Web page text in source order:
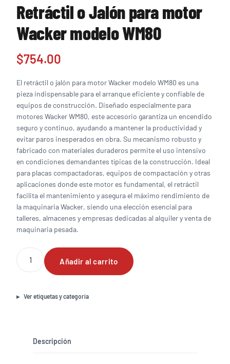
Retráctil o Jalón para motor
Wacker modelo WM80
$754.00
El retráctil o jalón para motor Wacker modelo WM80 es una
pieza indispensable para el arranque eficiente y confiable de
equipos de construcción. Diseñado especialmente para
motores Wacker WM80, este accesorio garantiza un encendido
seguro y continuo, ayudando a mantener la productividad y
evitar paros inesperados en obra. Su mecanismo robusto y
fabricado con materiales duraderos permite el uso intensivo
en condiciones demandantes típicas de la construcción. Ideal
para placas compactadoras, equipos de compactación y otras
aplicaciones donde este motor es fundamental, el retráctil
facilita el mantenimiento y asegura el máximo rendimiento de
la maquinaria Wacker, siendo una elección esencial para
talleres, almacenes y empresas dedicadas al alquiler y venta de
maquinaria pesada.
Retráctil
o
Jalón
motor
cantidad
Añadir al carrito
Ver etiquetas y categoría
Descripción